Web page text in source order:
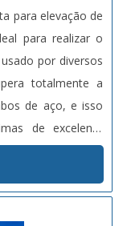
para elevação de
para realizar o
por diversos
totalmente a
de aço, e isso
de excelente
diferentes de
eles atendem as